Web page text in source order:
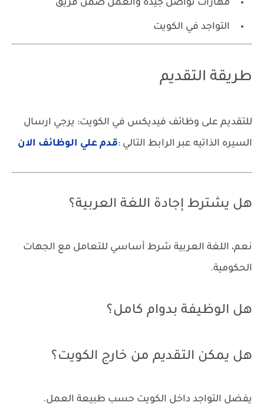
مهارات تواصل جيدة والعمل ضمن فريق
التواجد في الكويت
طريقة التقديم
للتقديم على وظائف فيديكس في الكويت: يرجي ارسال
السيره الذاتيه عبر الرابط التالي :قدم علي الوظائف الان
هل يشترط إجادة اللغة العربية؟
نعم، اللغة العربية شرط أساسي للتعامل مع الجهات
الحكومية.
هل الوظيفة بدوام كامل؟
هل يمكن التقديم من خارج الكويت؟
يفضل التواجد داخل الكويت حسب طبيعة العمل.